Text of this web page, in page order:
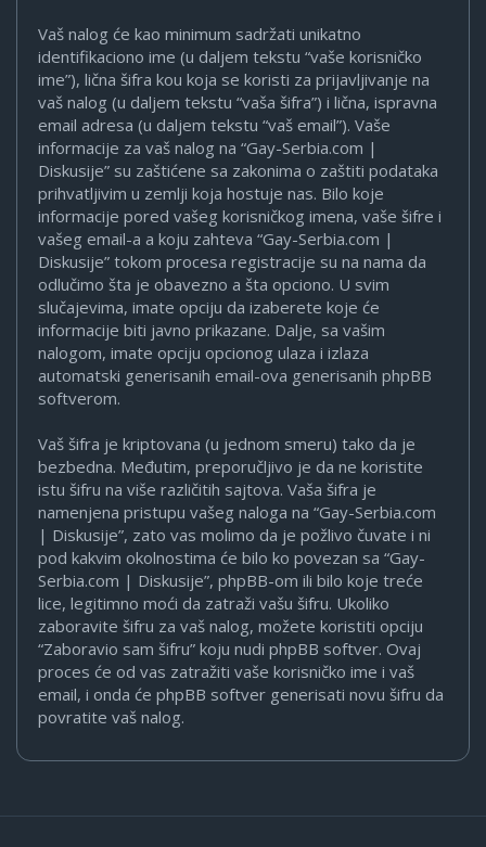
Vaš nalog će kao minimum sadržati unikatno
identifikaciono ime (u daljem tekstu “vaše korisničko
ime”), lična šifra kou koja se koristi za prijavljivanje na
vaš nalog (u daljem tekstu “vaša šifra”) i lična, ispravna
email adresa (u daljem tekstu “vaš email”). Vaše
informacije za vaš nalog na “Gay-Serbia.com |
Diskusije” su zaštićene sa zakonima o zaštiti podataka
prihvatljivim u zemlji koja hostuje nas. Bilo koje
informacije pored vašeg korisničkog imena, vaše šifre i
vašeg email-a a koju zahteva “Gay-Serbia.com |
Diskusije” tokom procesa registracije su na nama da
odlučimo šta je obavezno a šta opciono. U svim
slučajevima, imate opciju da izaberete koje će
informacije biti javno prikazane. Dalje, sa vašim
nalogom, imate opciju opcionog ulaza i izlaza
automatski generisanih email-ova generisanih phpBB
softverom.
Vaš šifra je kriptovana (u jednom smeru) tako da je
bezbedna. Međutim, preporučljivo je da ne koristite
istu šifru na više različitih sajtova. Vaša šifra je
namenjena pristupu vašeg naloga na “Gay-Serbia.com
| Diskusije”, zato vas molimo da je požlivo čuvate i ni
pod kakvim okolnostima će bilo ko povezan sa “Gay-
Serbia.com | Diskusije”, phpBB-om ili bilo koje treće
lice, legitimno moći da zatraži vašu šifru. Ukoliko
zaboravite šifru za vaš nalog, možete koristiti opciju
“Zaboravio sam šifru” koju nudi phpBB softver. Ovaj
proces će od vas zatražiti vaše korisničko ime i vaš
email, i onda će phpBB softver generisati novu šifru da
povratite vaš nalog.